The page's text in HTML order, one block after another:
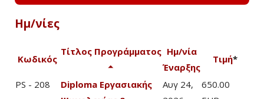
Ημ/νίες
Κωδικός
Τίτλος Προγράμματος Ημ/νία
Έναρξης
Τιμή*
PS - 208
Diploma Εργασιακής
Αυγ 24,
650.00